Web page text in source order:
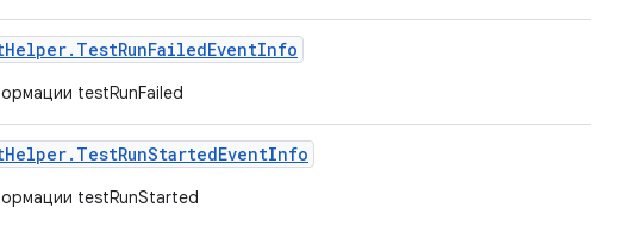
Helper. TestRunFailedEventInfo
testRunFailed
Helper. TestRunStartedEventInfo
testRunStarted